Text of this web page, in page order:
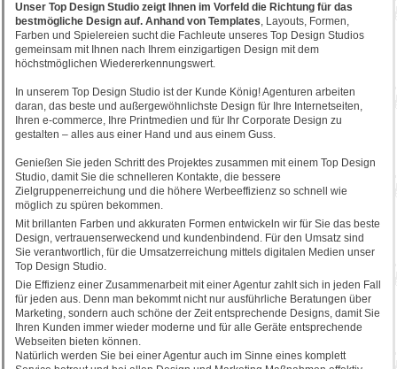
Unser Top Design Studio zeigt Ihnen im Vorfeld die Richtung für das
bestmögliche Design auf. Anhand von Templates, Layouts, Formen,
Farben und Spielereien sucht die Fachleute unseres Top Design Studios
gemeinsam mit Ihnen nach Ihrem einzigartigen Design mit dem
höchstmöglichen Wiedererkennungswert.
In unserem Top Design Studio ist der Kunde König! Agenturen arbeiten
daran, das beste und außergewöhnlichste Design für Ihre Internetseiten,
Ihren e-commerce, Ihre Printmedien und für Ihr Corporate Design zu
gestalten – alles aus einer Hand und aus einem Guss.
Genießen Sie jeden Schritt des Projektes zusammen mit einem Top Design
Studio, damit Sie die schnelleren Kontakte, die bessere
Zielgruppenerreichung und die höhere Werbeeffizienz so schnell wie
möglich zu spüren bekommen.
Mit brillanten Farben und akkuraten Formen entwickeln wir für Sie das beste
Design, vertrauenserweckend und kundenbindend. Für den Umsatz sind
Sie verantwortlich, für die Umsatzerreichung mittels digitalen Medien unser
Top Design Studio.
Die Effizienz einer Zusammenarbeit mit einer Agentur zahlt sich in jeden Fall
für jeden aus. Denn man bekommt nicht nur ausführliche Beratungen über
Marketing, sondern auch schöne der Zeit entsprechende Designs, damit Sie
Ihren Kunden immer wieder moderne und für alle Geräte entsprechende
Webseiten bieten können.
Natürlich werden Sie bei einer Agentur auch im Sinne eines komplett